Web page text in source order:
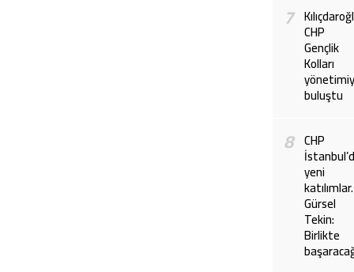
7 CHP
Gençlik
Kolları
buluştu
8 CHP
yeni
Gürsel
Tekin:
Birlikte